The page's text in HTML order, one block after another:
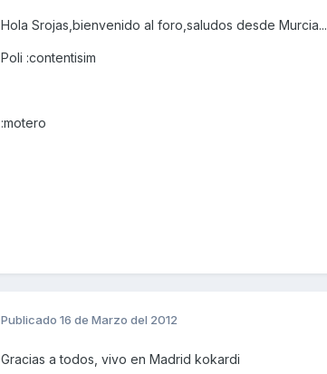
Hola Srojas,bienvenido al foro,saludos desde Murcia...
Poli :contentisim
:motero
Publicado 16 de Marzo del 2012
Gracias a todos, vivo en Madrid kokardi